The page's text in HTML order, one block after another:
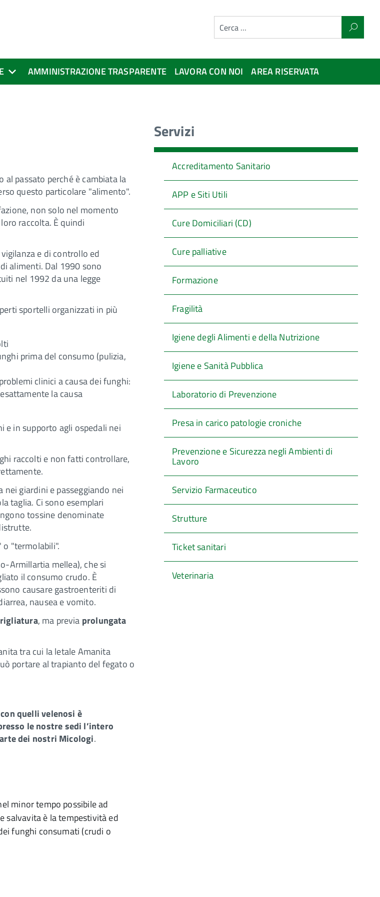
AMMINISTRAZIONE TRASPARENTE LAVORA CON NOI AREA RISERVATA
passato perché è cambiata la
questo particolare "alimento".
non solo nel momento
raccolta. È quindi
e di controllo ed
alimenti. Dal 1990 sono
nel 1992 da una legge
sportelli organizzati in più
prima del consumo (pulizia,
clinici a causa dei funghi:
la causa
e in supporto agli ospedali nei
raccolti e non fatti controllare,
giardini e passeggiando nei
taglia. Ci sono esemplari
tossine denominate
"termolabili".
Armillartia mellea), che si
il consumo crudo. È
causare gastroenteriti di
nausea e vomito.
, ma previa prolungata
tra cui la letale Amanita
portare al trapianto del fegato o
quelli velenosi è
le nostre sedi l’intero
dei nostri Micologi.
minor tempo possibile ad
salvavita è la tempestività ed
funghi consumati (crudi o
Servizi
Accreditamento Sanitario
APP e Siti Utili
Cure Domiciliari (CD)
Cure palliative
Formazione
Fragilità
Igiene degli Alimenti e della Nutrizione
Igiene e Sanità Pubblica
Laboratorio di Prevenzione
Presa in carico patologie croniche
Prevenzione e Sicurezza negli Ambienti di
Lavoro
Servizio Farmaceutico
Strutture
Ticket sanitari
Veterinaria